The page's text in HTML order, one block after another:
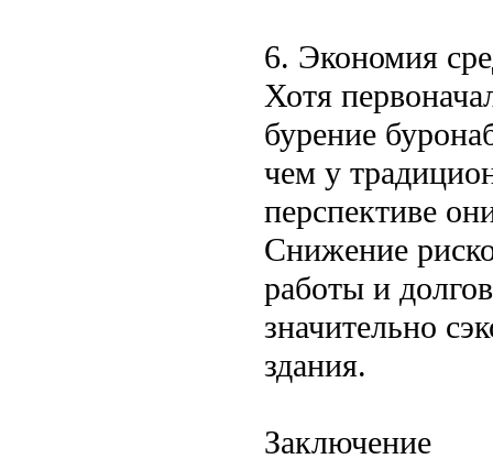
6. Экономия
Хотя
бурение
чем у
перспективе
Снижение
работы и
значительно
здания.
Заключение